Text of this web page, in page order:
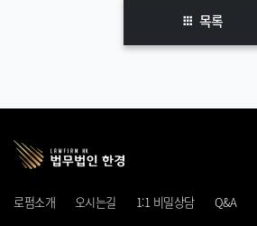
목록
로펌소개 오시는길 1:1 비밀상담 Q&A